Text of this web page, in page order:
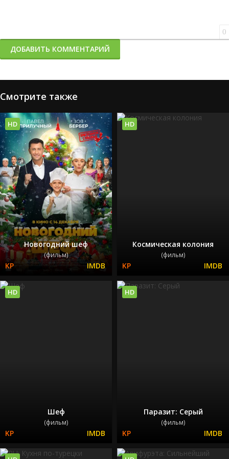
0
ДОБАВИТЬ КОММЕНТАРИЙ
Смотрите также
Новогодний шеф
(фильм)
HD
Космическая колония
(фильм)
HD
Шеф
(фильм)
HD
Паразит: Серый
(фильм)
HD